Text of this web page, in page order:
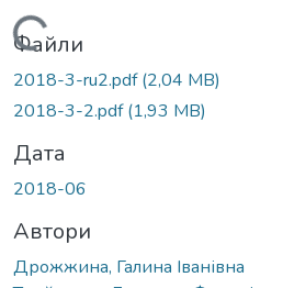
Вантажиться...
Файли
2018-3-ru2.pdf(2,04 MB)
2018-3-2.pdf(1,93 MB)
Дата
2018-06
Автори
Дрожжина, Галина Іванівна